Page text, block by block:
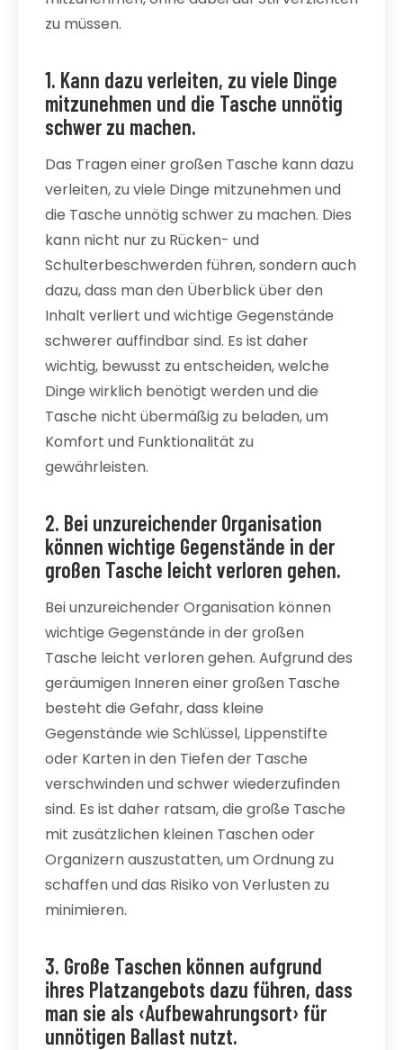
zu müssen.
1. Kann dazu verleiten, zu viele Dinge
mitzunehmen und die Tasche unnötig
schwer zu machen.
Das Tragen einer großen Tasche kann dazu
verleiten, zu viele Dinge mitzunehmen und
die Tasche unnötig schwer zu machen. Dies
kann nicht nur zu Rücken- und
Schulterbeschwerden führen, sondern auch
dazu, dass man den Überblick über den
Inhalt verliert und wichtige Gegenstände
schwerer auffindbar sind. Es ist daher
wichtig, bewusst zu entscheiden, welche
Dinge wirklich benötigt werden und die
Tasche nicht übermäßig zu beladen, um
Komfort und Funktionalität zu
gewährleisten.
2. Bei unzureichender Organisation
können wichtige Gegenstände in der
großen Tasche leicht verloren gehen.
Bei unzureichender Organisation können
wichtige Gegenstände in der großen
Tasche leicht verloren gehen. Aufgrund des
geräumigen Inneren einer großen Tasche
besteht die Gefahr, dass kleine
Gegenstände wie Schlüssel, Lippenstifte
oder Karten in den Tiefen der Tasche
verschwinden und schwer wiederzufinden
sind. Es ist daher ratsam, die große Tasche
mit zusätzlichen kleinen Taschen oder
Organizern auszustatten, um Ordnung zu
schaffen und das Risiko von Verlusten zu
minimieren.
3. Große Taschen können aufgrund
ihres Platzangebots dazu führen, dass
man sie als ‹Aufbewahrungsort› für
unnötigen Ballast nutzt.